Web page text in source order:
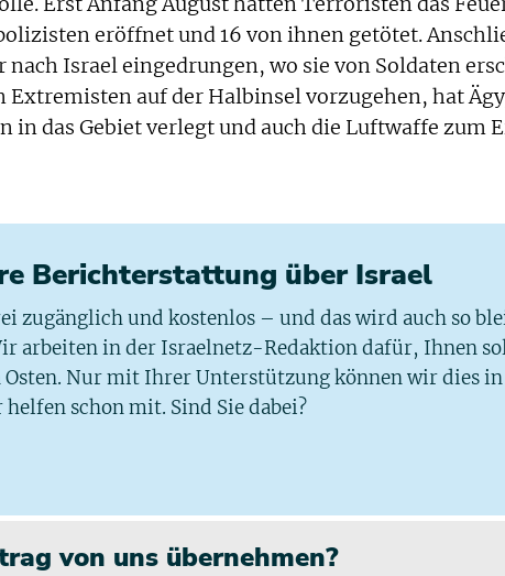
eröffnet und 16 von ihnen getötet.
Israel eingedrungen, wo sie von Soldaten
Extremisten auf der Halbinsel vorzugehen, hat
in das Gebiet verlegt und auch die Luftwaffe zum
Berichterstattung über Israel
zugänglich und kostenlos – und das wird auch so
arbeiten in der Israelnetz-Redaktion dafür, Ihnen
Nur mit Ihrer Unterstützung können wir dies in
schon mit. Sind Sie dabei?
von uns übernehmen?